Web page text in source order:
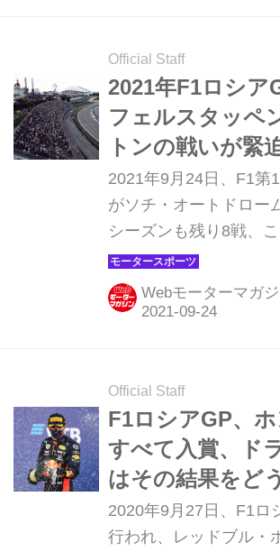
せてくれるのか。ロシ
メントを紹介しよう。
Official Staff
2021年F1ロシア
フェルスタッペ
トンの戦いが緊
戦】
2021年9月24日、F1第
がソチ・オートドロー
シーズンも残り8戦、
ピオン争いは激しさを
だ。ソチは長い全開区
カルコース。ここで7連
ドブル・ホンダがシー
げるのか。前戦イタリ
たフェルスタッペンと
んな戦いを見せるのか
に向けた重要なグラン
Webモーターマガ
Official Staff
F1ロシアGP、
すべて入賞、ド
はその結果をど
したのか【モー
ツ】
2020年9月27日、F1ロ
行われ、レッドブル・